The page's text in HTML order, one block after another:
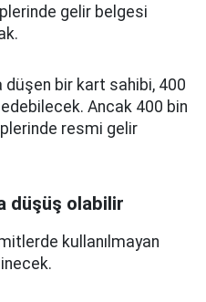
gelir belgesi
düşen bir kart sahibi, 400
Ancak 400 bin
resmi gelir
düşüş olabilir
kullanılmayan